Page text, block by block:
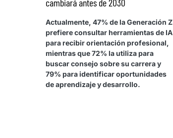
cambiará antes de 2030
Actualmente, 47% de la Generación Z
prefiere consultar herramientas de IA
para recibir orientación profesional,
mientras que 72% la utiliza para
buscar consejo sobre su carrera y
79% para identificar oportunidades
de aprendizaje y desarrollo.